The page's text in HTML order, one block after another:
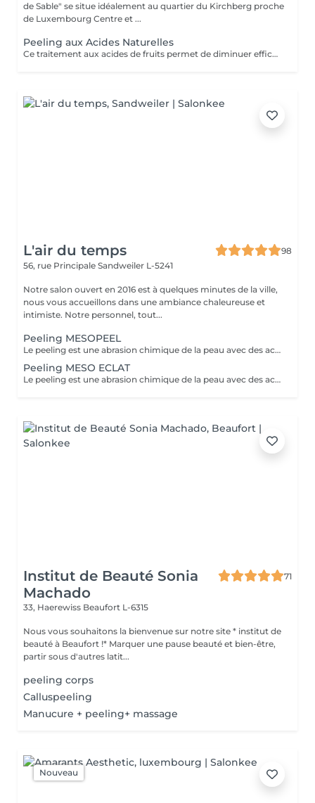
de Sable" se situe idéalement au quartier du Kirchberg proche
de Luxembourg Centre et ...
Peeling aux Acides Naturelles
Ce traitement aux acides de fruits permet de diminuer efficacement et en profondeur les imperfections telle que les cicatrices, les boutons, les tâches pigmentaires, les rides et ridules ect. Il est parfaitement adapté à tous les types de peaux même les plus sensibles ! Ce traitement va permettre d'accélérer le renouvellement cellulaire, atténuer les signes de l'âge afin de retrouver une peau neuve et lisse ainsi qu'un teint éclatant. Il est composé de 5 formulations différentes d'acides de fruits à 30%.
L'air du temps
98
56, rue Principale Sandweiler L-5241
Notre salon ouvert en 2016 est à quelques minutes de la ville,
nous vous accueillons dans une ambiance chaleureuse et
intimiste. Notre personnel, tout...
Peeling MESOPEEL
Le peeling est une abrasion chimique de la peau avec des acides de fruits. Indolore, sans éviction sociale, juste quelques rougeurs peuvent apparaitre le jour même. Le peeling va améliorer les cicatrices de l'acné, affiner le grain de peau, resserrer les pores, atténuer les taches pigmentées (taches brunes ou de vieillesse),estomper les ridules, augmenter l'élasticité de la peau, une peau nette et visiblement plus jeune. Des résultats prouvés en toute sécurité. Une seule séance vous donnera un coup d'éclat. RECOMMANDé en cure pour des résultats durables,5 soins espacés de 15 jours. Lors d'une cure l'exposition au soleil n'est pas recommandée NOUS POUVONS COMBINER CETTE PRESTATION AVEC MICRONEEDLING voir sous rubrique séparée
Peeling MESO ECLAT
Le peeling est une abrasion chimique de la peau avec des acides de fruits. Indolore, sans éviction sociale, juste quelques rougeurs peuvent apparaitre le jour même. Le peeling va améliorer les cicatrices de l'acné, affiner le grain de peau, resserrer les pores, atténuer les taches pigmentées (taches brunes ou de vieillesse),estomper les ridules, augmenter l'élasticité de la peau, une peau nette et visiblement plus jeune. Des résultats prouvés en toute sécurité. Une seule séance vous donnera un coup d'éclat. RECOMMANDé en cure pour des résultats durables,5 soins espacés de 15 jours. Pour ce soin on travaille le visage le décolleté et les mains Lors d'une cure l'exposition au soleil n'est pas recommandée NOUS POUVONS COMBINER CETTE PRESTATION AVEC MICRONEEDLING voir sous rubrique séparée
Institut de Beauté Sonia
Machado
71
33, Haerewiss Beaufort L-6315
Nous vous souhaitons la bienvenue sur notre site * institut de
beauté à Beaufort !* Marquer une pause beauté et bien-être,
partir sous d'autres latit...
peeling corps
Calluspeeling
Manucure + peeling+ massage
Nouveau